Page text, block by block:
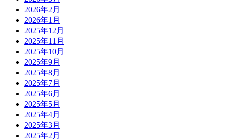
2026年2月
2026年1月
2025年12月
2025年11月
2025年10月
2025年9月
2025年8月
2025年7月
2025年6月
2025年5月
2025年4月
2025年3月
2025年2月